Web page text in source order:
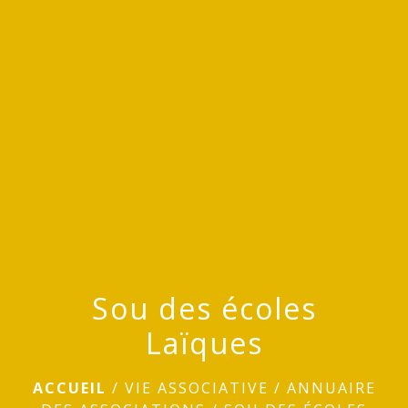
Sou des écoles
Laïques
ACCUEIL / VIE ASSOCIATIVE / ANNUAIRE